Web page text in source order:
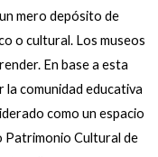
mero depósito de
o cultural. Los museos
En base a esta
comunidad educativa
como un espacio
Patrimonio Cultural de